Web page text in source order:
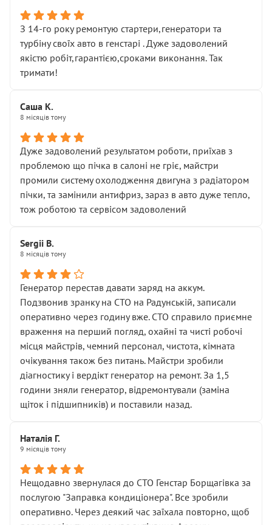
З 14-го року ремонтую стартери,генератори та
турбіну своїх авто в генстарі . Дуже задоволений
якістю робіт,гарантією,сроками виконання. Так
тримати!
Саша К.
8 місяців тому
Дуже задоволений результатом роботи, приїхав з
проблемою що пічка в салоні не гріє, майстри
промили систему охолодження двигуна з радіатором
пічки, та замінили антифриз, зараз в авто дуже тепло,
тож роботою та сервісом задоволений
Sergii B.
8 місяців тому
Генератор перестав давати заряд на аккум.
Подзвонив зранку на СТО на Радунській, записали
оперативно через годину вже. СТО справило приємне
враження на перший погляд, охайні та чисті робочі
місця майстрів, чемний персонал, чистота, кімната
очікування також без питань. Майстри зробили
діагностику і вердікт генератор на ремонт. За 1,5
години зняли генератор, відремонтували (заміна
щіток і підшипників) и поставили назад.
Наталія Г.
9 місяців тому
Нещодавно звернулася до СТО Генстар Борщагівка за
послугою "Заправка кондиціонера". Все зробили
оперативно. Через деякий час заїхала повторно, щоб